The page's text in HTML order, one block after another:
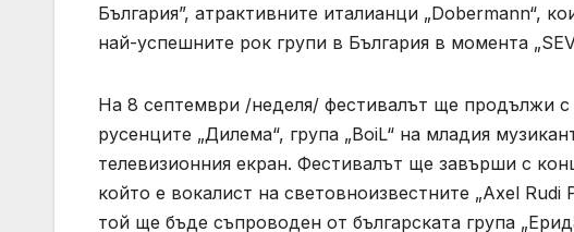
България”, атрактивните италианци „Dobermann“,
най-успешните рок групи в България в момента
На 8 септември /неделя/ фестивалът ще продължи
русенците „Дилема“, група „BoiL“ на младия
телевизионния екран. Фестивалът ще завърши с
който е вокалист на световноизвестните „Axel Rudi
той ще бъде съпроводен от българската група